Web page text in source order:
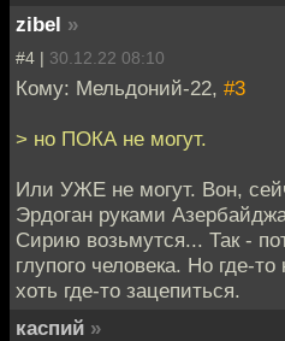
zibel »
#4 | 30.12.22 08:10
Кому: Мельдоний-22, #3
> но ПОКА не могут.
Или УЖЕ не могут. Вон,
Эрдоган руками
Сирию возьмутся... Так -
глупого человека. Но где-
хоть где-то зацепиться.
каспий »